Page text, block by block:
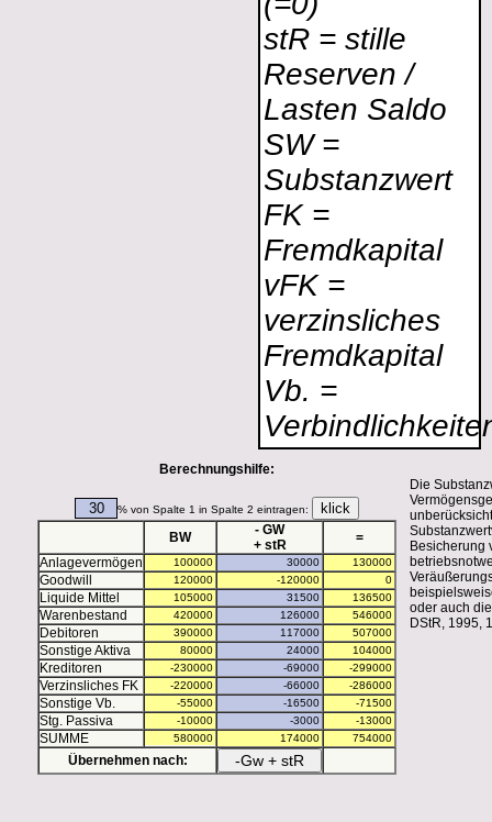
stR = stille
Reserven /
Lasten Saldo
SW =
Substanzwert
FK =
Fremdkapital
vFK =
verzinsliches
Fremdkapital
Vb. =
Berechnungshilfe:
% von Spalte 1 in Spalte 2 eintragen:
BW
- GW
+ stR
=
Anlagevermögen
Goodwill
Liquide Mittel
Warenbestand
Debitoren
Sonstige Aktiva
Kreditoren
Verzinsliches FK
Sonstige Vb.
Stg. Passiva
SUMME
Übernehmen nach:
Die
Besicherung
oder auch
DStR, 1995,